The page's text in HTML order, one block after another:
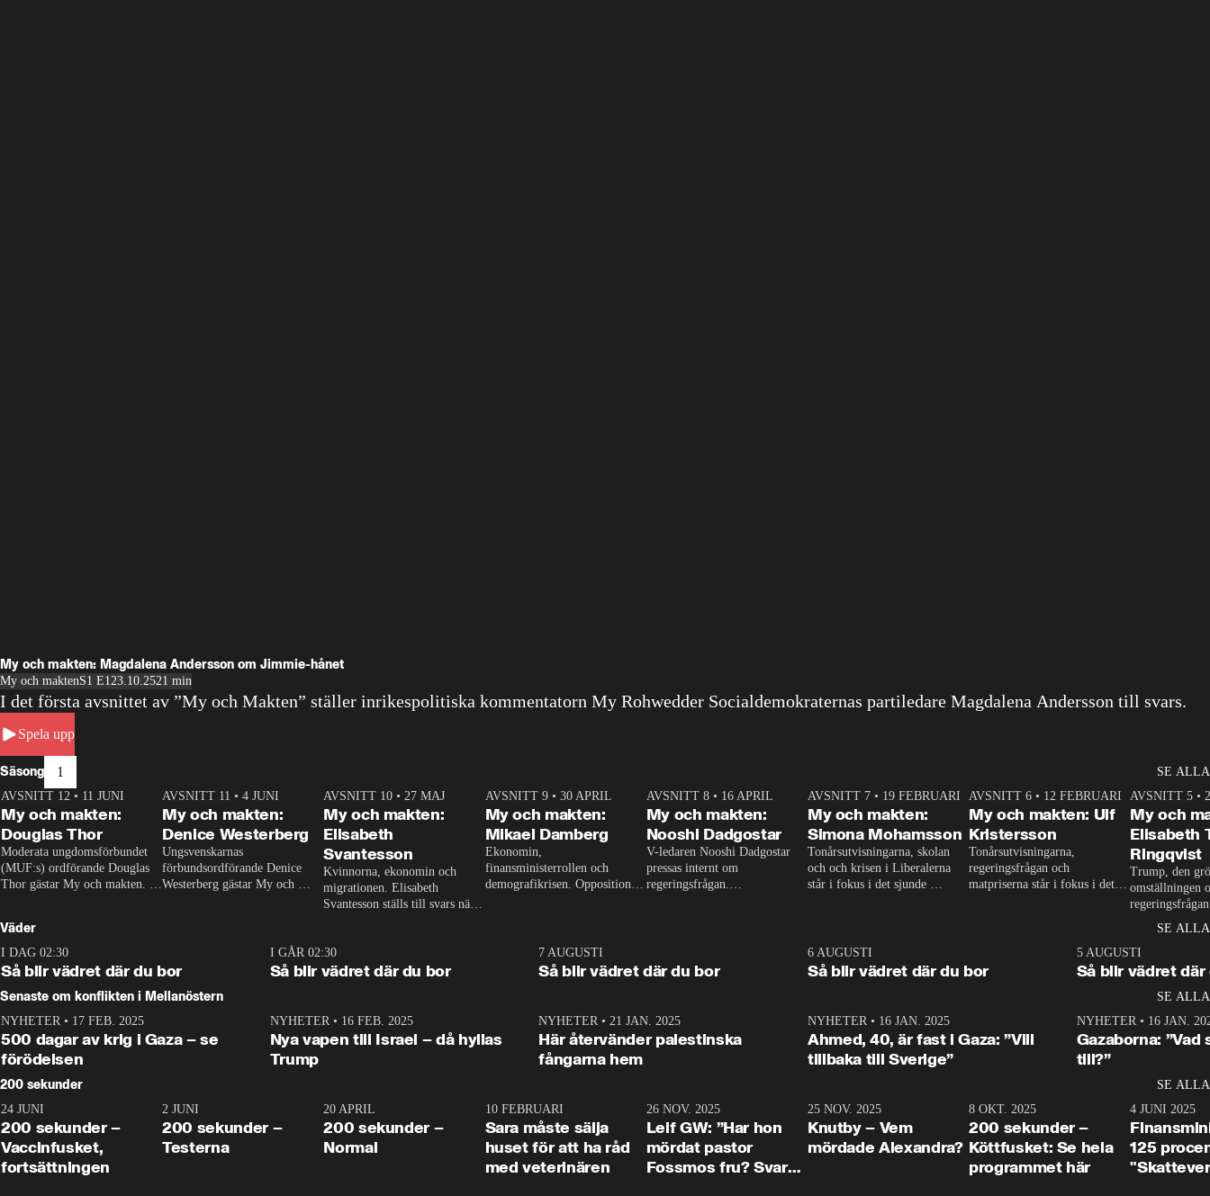
My och makten: Magdalena Andersson om Jimmie-hånet
My och maktenS1 E1 23.10.2521 min
Spela upp
I det första avsnittet av ”My och Makten” ställer inrikespolitiska kommentatorn My Rohwedder Socialdemokraternas partiledare Magdalena Andersson till svars.
Säsong 1
SE ALLA
AVSNITT 12 • 11 JUNI
My och makten:
Douglas Thor
Moderata ungdomsförbundet
(MUF:s) ordförande Douglas
Thor gästar My och makten. I
Moderaterna ska locka väljare
AVSNITT 11 •4 JUNI
My och makten:
Denice Westerberg
Ungsvenskarnas
förbundsordförande Denice
Westerberg gästar My och
AVSNITT 10 • 27 MAJ
My och makten:
Elisabeth
Svantesson
Kvinnorna, ekonomin och
migrationen. Elisabeth
Svantesson ställs till svars när
AVSNITT 9• 30 APRIL
My och makten:
Mikael Damberg
Ekonomin,
finansministerrollen och
demografikrisen. Oppositionen
AVSNITT 8• 16 APRIL
My och makten:
Nooshi Dadgostar
V-ledaren Nooshi Dadgostar
pressas internt om
regeringsfrågan.
– Vi ställer upp i val. Ska vi
vara med så sitter vi förstås i
24:30
AVSNITT 7• 19 FEBRUARI
My och makten:
Simona Mohamsson
Tonårsutvisningarna, skolan
och och krisen i Liberalerna
står i fokus i det sjunde
My Rohwedder ställer
utbildnings- och
integrationsminister Simona
27:30
AVSNITT 6 • 12 FEBRUARI
My och makten: Ulf
Kristersson
Tonårsutvisningarna,
regeringsfrågan och
matpriserna står i fokus i det
My Rohwedder ställer
statsminister Ulf Kristersson
till svars.
AVSNITT 5 •
My och
Elisabeth
Ringqvist
Trump, den
omställningen
Makten”. Se
My
Ring till svars.
Väder
SE ALLA
I DAG 02:30
Så blir vädret där du bor
I GÅR 02:30
Så blir vädret där du bor
7 AUGUSTI
Så blir vädret där du bor
6 AUGUSTI
Så blir vädret där du bor
5 AUGUSTI
Så blir vädret där
Senaste om konflikten i Mellanöstern
SE ALLA
NYHETER • 17 FEB. 2025
500 dagar av krig i Gaza – se
förödelsen
1:22
NYHETER • 16 FEB. 2025
Nya vapen till Israel – då hyllas
Trump
NYHETER • 21 JAN. 2025
Här återvänder palestinska
fångarna hem
NYHETER • 16 JAN. 2025
Ahmed, 40, är fast i Gaza: ”Vill
tillbaka till Sverige”
NYHETER • 16 JAN.
Gazaborna:
till?”
200 sekunder
SE ALLA
24 JUNI
200 sekunder –
Vaccinfusket,
fortsättningen
2 JUNI
200 sekunder –
Testerna
20 APRIL
200 sekunder –
Normal
10 FEBRUARI
Sara måste sälja
huset för att ha råd
med veterinären
26 NOV. 2025
Leif GW: ”Har hon
mördat pastor
Fossmos fru? Svar
31:05
25 NOV. 2025
Knutby – Vem
mördade Alexandra?
4:29
8 OKT. 2025
200 sekunder –
Köttfusket: Se hela
programmet här
4 JUNI 2025
125